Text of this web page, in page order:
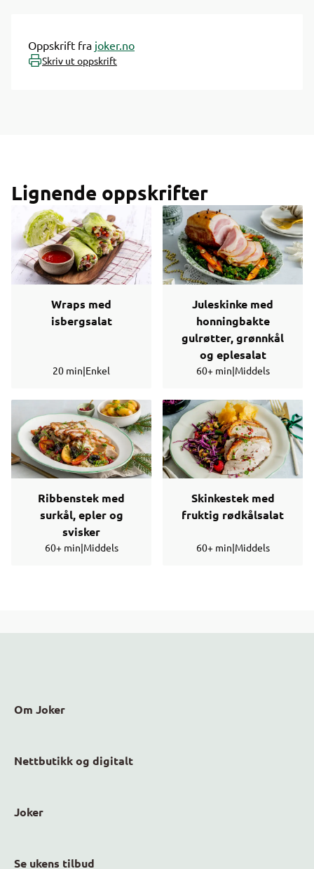
Oppskrift fra joker.no
Skriv ut oppskrift
Lignende oppskrifter
Wraps med
isbergsalat
20 min|Enkel
Juleskinke med
honningbakte
gulrøtter, grønnkål
og eplesalat
60+ min|Middels
Ribbenstek med
surkål, epler og
svisker
60+ min|Middels
Skinkestek med
fruktig rødkålsalat
60+ min|Middels
Om Joker
Nettbutikk og digitalt
Joker
Se ukens tilbud